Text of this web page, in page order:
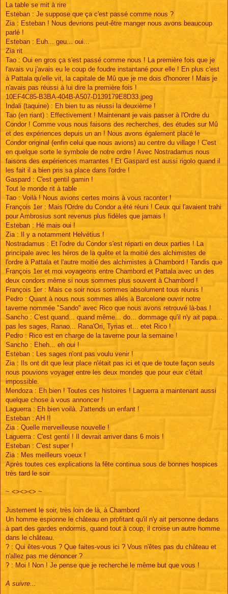
La table se mit à rire
Esteban : Je suppose que ça c'est passé comme nous ?
Zia : Esteban ! Nous devrions peut-être manger nous avons beaucoup
parlé !
Esteban : Euh... geu... oui...
Zia rit
Tao : Oui en gros ça s'est passé comme nous ! La première fois que je
l'avais vu j'avais eu le coup de foudre instantané pour elle ! En plus c'est
à Pattala qu'elle vit, la capitale de Mû que je me dois d'honorer ! Mais je
n'avais pas réussi à lui dire la première fois !
10EF4C85-B3BA-404B-A507-D139179E8D33.jpeg
Indali (taquine) : Eh bien tu as réussi la deuxième !
Tao (en riant) : Effectivement ! Maintenant je vais passer à l'Ordre du
Condor ! Comme vous nous faisons des recherches, des études sur Mû
et des expériences depuis un an ! Nous avons également placé le
Condor original (enfin celui que nous avions) au centre du village ! C'est
en quelque sorte le symbole de notre ordre ! Avec Nostradamus nous
faisons des expériences marrantes ! Et Gaspard est aussi rigolo quand il
les fait il a bien pris sa place dans l'ordre !
Gaspard : C'est gentil gamin !
Tout le monde rit à table
Tao : Voilà ! Nous avions certes moins à vous raconter !
François 1er : Mais l'Ordre du Condor a été réuni ! Ceux qui l'avaient trahi
pour Ambrosius sont revenus plus fidèles que jamais !
Esteban : Hé mais oui !
Zia : Il y a notamment Helvétius !
Nostradamus : Et l'odre du Condor s'est réparti en deux parties ! La
principale avec les héros de la quête et la moitié des alchimistes de
l'ordre à Pattala et l'autre moitié des alchimistes à Chambord ! Tandis que
François 1er et moi voyageons entre Chambord et Pattala avec un des
deux condors même si nous sommes plus souvent à Chambord !
François 1er : Mais ce soir nous sommes absolument tous réunis !
Pedro : Quant à nous nous sommes allés à Barcelone ouvrir notre
taverne nommée "Sando" avec Rico que nous avons retrouvé là-bas !
Sancho : C'est quand... quand même... do... dommage qu'il n'y ait papa...
pas les sages, Ranao... Rana'Ori, Tyrias et... etet Rico !
Pedro : Rico est en charge de la taverne pour la semaine !
Sancho : Eheh... eh oui !
Esteban : Les sages n'ont pas voulu venir !
Zia : Ils ont dit que leur place n'était pas ici et que de toute façon seuls
nous pouvions voyager entre les deux mondes que pour eux c'était
impossible.
Mendoza : Eh bien ! Toutes ces histoires ! Laguerra a maintenant aussi
quelque chose à vous annoncer !
Laguerra : Eh bien voilà. J'attends un enfant !
Esteban : AH !!
Zia : Quelle merveilleuse nouvelle !
Laguerra : C'est gentil ! Il devrait arriver dans 6 mois !
Esteban : C'est super !
Zia : Mes meilleurs voeux !
Après toutes ces explications la fête continua sous de bonnes hospices
très tard le soir
~ <><><> ~
Justement le soir, très loin de là, à Chambord
Un homme espionne le château en profitant qu'il n'y ait personne dedans
à part des gardes endormis, quand tout à coup, il croise un autre homme
dans le château.
? : Qui êtes-vous ? Que faites-vous ici ? Vous n'êtes pas du château et
n'allez pas me dénoncer ?
? : Moi ! Non ! Je pense que je recherche le même but que vous !
A suivre...